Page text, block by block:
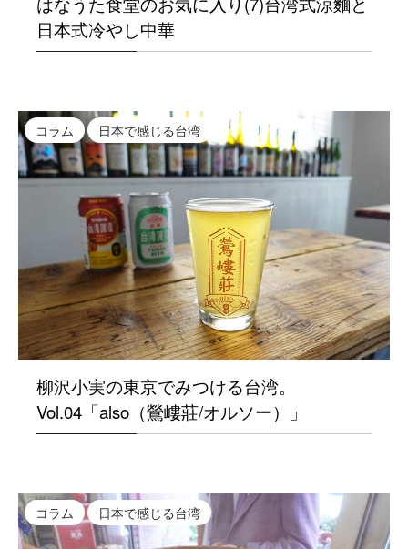
日本式冷やし中華
コラム 日本で感じる台湾
柳沢小実の東京でみつける台湾。
Vol.04「also（鶯嶁莊/オルソー）」
コラム 日本で感じる台湾